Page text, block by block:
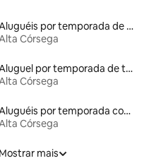
Aluguéis por temporada de acomodações de luxo
Córsega
Aluguel por temporada de tendas
Córsega
Aluguéis por temporada com suítes privativas
Córsega
Mostrar mais